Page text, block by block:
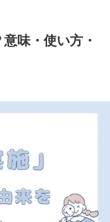
味・使い方・